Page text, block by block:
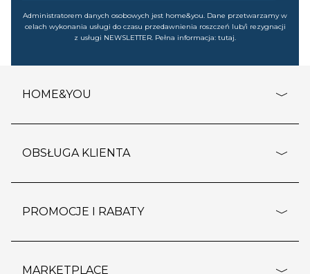
Administratorem danych osobowych jest home&you. Dane przetwarzamy w
celach wykonania usługi do czasu przedawnienia roszczeń lub/i rezygnacji
z usługi NEWSLETTER. Pełna informacja: tutaj.
HOME&YOU
o firmie
polityka prywatności
kontakt
OBSŁUGA KLIENTA
dostawy i płatność
PROMOCJE I RABATY
outlet
MARKETPLACE